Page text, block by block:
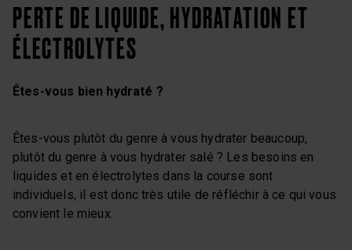
PERTE DE LIQUIDE, HYDRATATION ET
ÉLECTROLYTES
Êtes-vous bien hydraté ?
Êtes-vous plutôt du genre à vous hydrater beaucoup,
plutôt du genre à vous hydrater salé ? Les besoins en
liquides et en électrolytes dans la course sont
individuels, il est donc très utile de réfléchir à ce qui vous
convient le mieux.